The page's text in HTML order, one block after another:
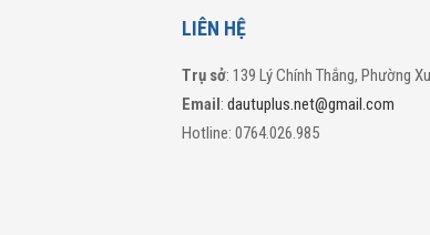
LIÊN HỆ
Trụ sở: 139 Lý Chính Thắng, Phường
Email:dautuplus.net@gmail.com
Hotline: 0764.026.985